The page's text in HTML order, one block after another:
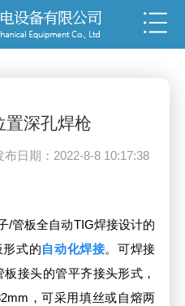
置深孔焊枪
日期：2022-8-8 10:17:38
/管板全自动TIG焊接设计的
式的自动化焊接。可焊接
接头的管平齐接头形式，
，可采用填丝或自熔两